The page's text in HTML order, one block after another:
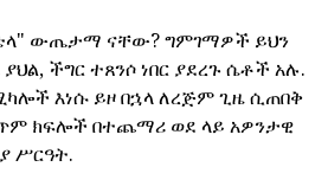
ውጤታማ ናቸው? ግምገማዎች ይህን
ችግር ተጸንሶ ነበር ያደረጉ ሴቶች አሉ.
እነሱ ይዞ በኋላ ለረጅም ጊዜ ሲጠበቅ
ክፍሎች በተጨማሪ ወደ ላይ አዎንታዊ
ሥርዓት.